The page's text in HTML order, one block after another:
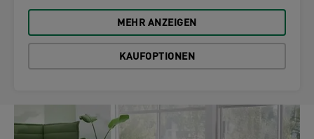
MEHR ANZEIGEN
KAUFOPTIONEN